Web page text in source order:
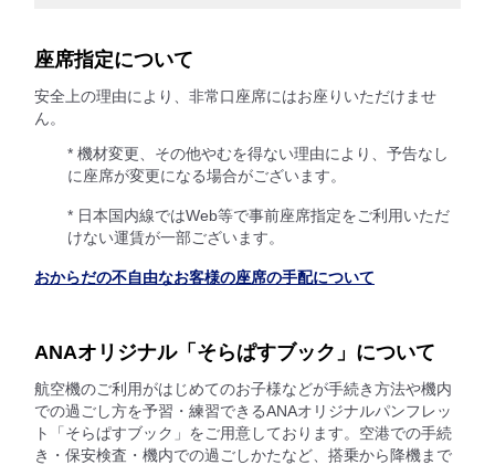
座席指定について
安全上の理由により、非常口座席にはお座りいただけませ
ん。
* 機材変更、その他やむを得ない理由により、予告なし
に座席が変更になる場合がございます。
* 日本国内線ではWeb等で事前座席指定をご利用いただ
けない運賃が一部ございます。
おからだの不自由なお客様の座席の手配について
ANAオリジナル「そらぱすブック」について
航空機のご利用がはじめてのお子様などが手続き方法や機内
での過ごし方を予習・練習できるANAオリジナルパンフレッ
ト「そらぱすブック」をご用意しております。空港での手続
き・保安検査・機内での過ごしかたなど、搭乗から降機まで